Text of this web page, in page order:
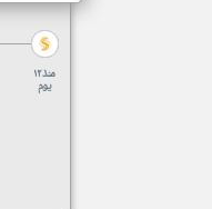
منذ ١٢
يوم